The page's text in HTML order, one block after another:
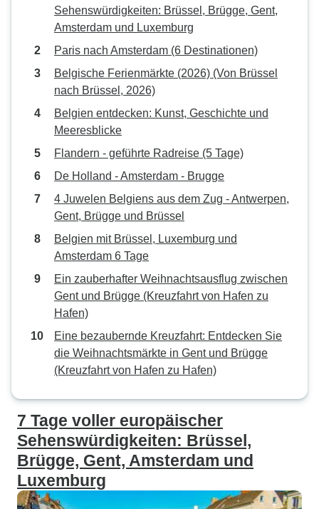
Sehenswürdigkeiten: Brüssel, Brügge, Gent,
Amsterdam und Luxemburg
Paris nach Amsterdam (6 Destinationen)
Belgische Ferienmärkte (2026) (Von Brüssel
nach Brüssel, 2026)
Belgien entdecken: Kunst, Geschichte und
Meeresblicke
Flandern - geführte Radreise (5 Tage)
De Holland - Amsterdam - Brugge
4 Juwelen Belgiens aus dem Zug - Antwerpen,
Gent, Brügge und Brüssel
Belgien mit Brüssel, Luxemburg und
Amsterdam 6 Tage
Ein zauberhafter Weihnachtsausflug zwischen
Gent und Brügge (Kreuzfahrt von Hafen zu
Hafen)
Eine bezaubernde Kreuzfahrt: Entdecken Sie
die Weihnachtsmärkte in Gent und Brügge
(Kreuzfahrt von Hafen zu Hafen)
7 Tage voller europäischer
Sehenswürdigkeiten: Brüssel,
Brügge, Gent, Amsterdam und
Luxemburg